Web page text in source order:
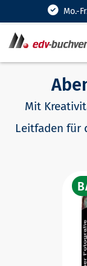
Mo.-
Mit
Leitfaden für